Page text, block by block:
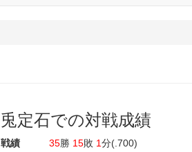
兎定石での対戦成績
戦績 35勝 15敗 1分(.700)